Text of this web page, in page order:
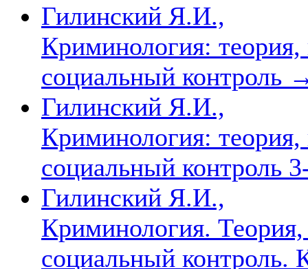
Гилинский Я.И.,
Криминология: теория,
социальный контроль
Гилинский Я.И.,
Криминология: теория,
социальный контроль
Гилинский Я.И.,
Криминология. Теория,
социальный контроль.